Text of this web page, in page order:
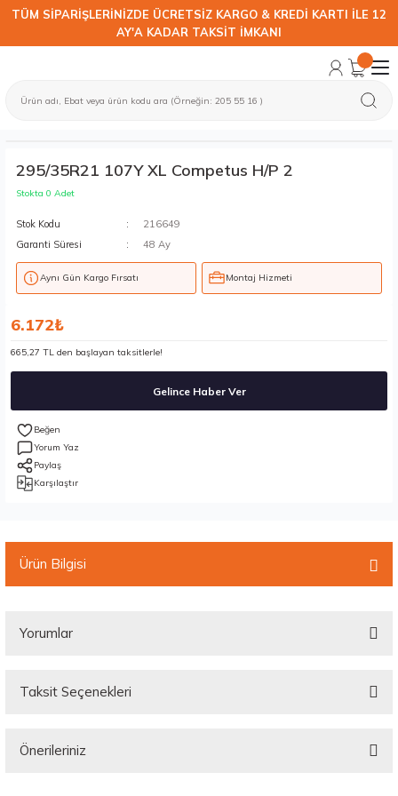
TÜM SİPARİŞLERİNİZDE ÜCRETSİZ KARGO & KREDİ KARTI İLE 12
AY'A KADAR TAKSİT İMKANI
295/35R21 107Y XL Competus H/P 2
Stokta 0 Adet
Stok Kodu
216649
Garanti Süresi
48 Ay
Aynı Gün Kargo Fırsatı Montaj Hizmeti
6.172₺
665,27 TL den başlayan taksitlerle!
Gelince Haber Ver
Yorum Yaz
Paylaş
Karşılaştır
Ürün Bilgisi
Yorumlar
Taksit Seçenekleri
Önerileriniz